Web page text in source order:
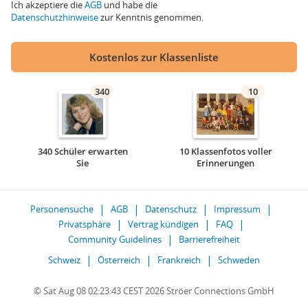
Ich akzeptiere dieAGB und habe die
Datenschutzhinweisezur Kenntnis genommen.
Kostenlos zur Klassenliste
340
340 Schüler erwarten
Sie
10
10 Klassenfotos voller
Erinnerungen
Personensuche AGB Datenschutz
Impressum
Privatsphäre
Vertrag kündigen
FAQ
Community Guidelines
Barrierefreiheit
Schweiz
Österreich Frankreich Schweden
© Sat Aug 08 02:23:43 CEST 2026 Ströer Connections GmbH